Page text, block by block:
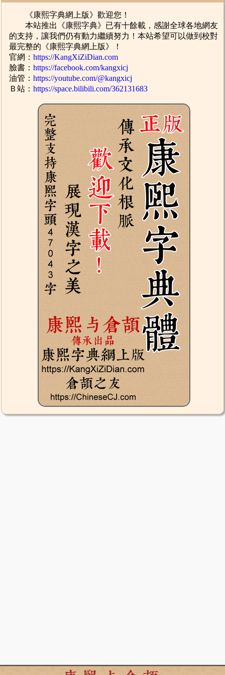
《康熙字典網上版》歡迎您！
本站推出《康熙字典》已有十餘載，感謝全球各地網友
的支持，讓我們仍有動力繼續努力！本站希望可以做到校對
最完整的《康熙字典網上版》！
官網：https://KangXiZiDian.com
臉書：https://facebook.com/kangxicj
油管：https://youtube.com/@kangxicj
Ｂ站：https://space.bilibili.com/362131683